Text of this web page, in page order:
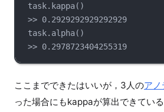
task.kappa()
>> 0.2929292929292929
task.alpha()
>> 0.2978723404255319
ここまでできたはいいが，3人のアノ
った場合にもkappaが算出できてい